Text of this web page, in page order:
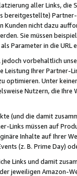
aller Links, die
bereitgestellte)
Kunden nicht dazu
Sie müssen
Parameter in die
jedoch vorbehaltlich
Leistung Ihrer Partner-
optimieren. Unter
Nutzern, die
(und die damit
Links müssen auf
Inhalte auf Ihrer
(z. B. Prime Day)
Links und damit
jeweiligen Amazon-